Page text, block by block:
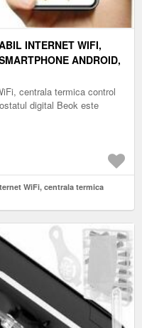
INTERNET WIFI,
ANDROID,
centrala termica control
digital Beok este
WiFi, centrala termica